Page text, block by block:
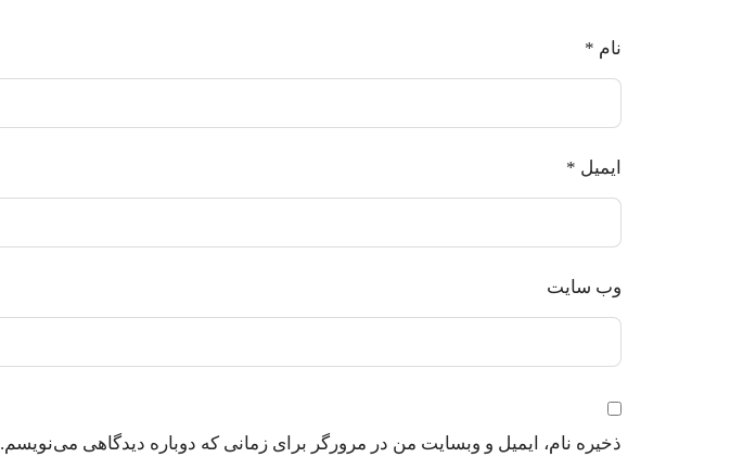
نام *
ایمیل *
وب‌ سایت
ذخیره نام، ایمیل و وبسایت من در مرورگر برای زمانی که دوباره دیدگاهی می‌نویسم.